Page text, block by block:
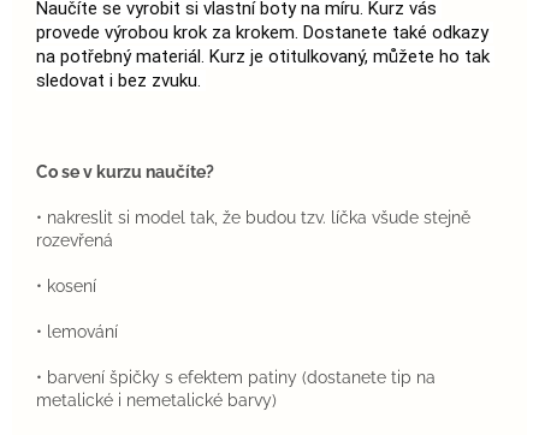
Naučíte se vyrobit si vlastní boty na míru. Kurz vás
provede výrobou krok za krokem. Dostanete také odkazy
na potřebný materiál. Kurz je otitulkovaný, můžete ho tak
sledovat i bez zvuku.
Co se v kurzu naučíte?
• nakreslit si model tak, že budou tzv. líčka všude stejně
rozevřená
• kosení
• lemování
• barvení špičky s efektem patiny (dostanete tip na
metalické i nemetalické barvy)